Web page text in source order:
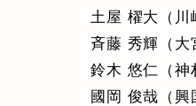
土屋 櫂大（川
斉藤 秀輝（大
鈴木 悠仁（神
國岡 俊哉（興